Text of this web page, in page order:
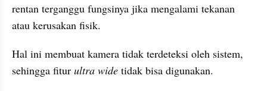
rentan terganggu fungsinya jika mengalami tekanan
atau kerusakan fisik.
Hal ini membuat kamera tidak terdeteksi oleh sistem,
sehingga fitur ultra wide tidak bisa digunakan.